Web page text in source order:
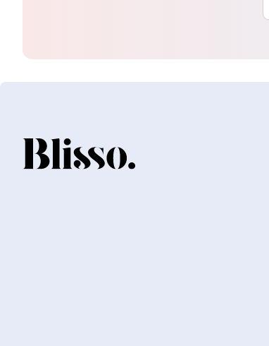
Accueil